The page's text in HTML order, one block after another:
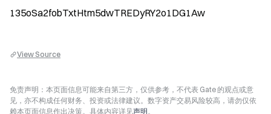
135oSa2fobTxtHtm5dwTREDyRY2o1DG1Aw
View Source
免责声明：本页面信息可能来自第三方，仅供参考，不代表 Gate 的观点或意
见，亦不构成任何财务、投资或法律建议。数字资产交易风险较高，请勿仅依
赖本页面信息作出决策。具体内容详见声明。